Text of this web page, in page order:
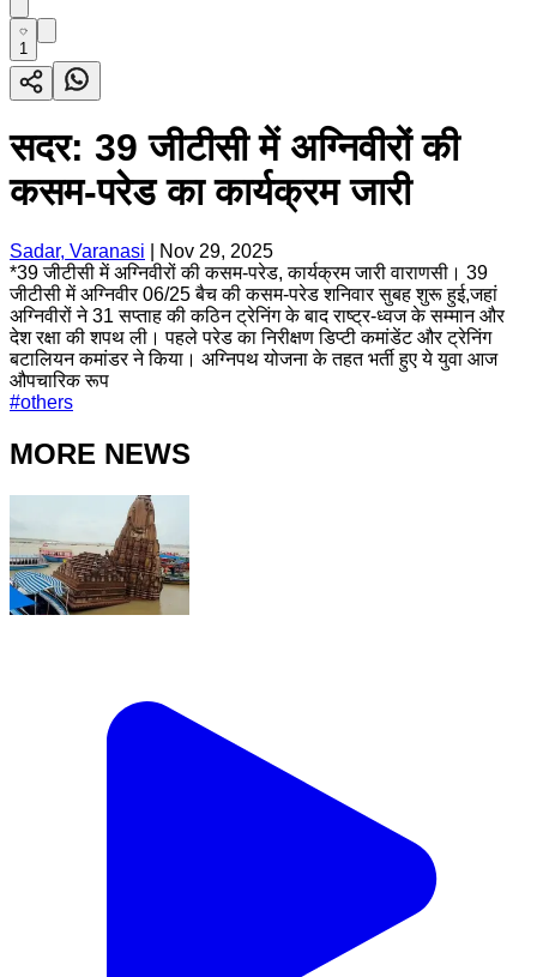
1
सदर: 39 जीटीसी में अग्निवीरों की
कसम-परेड का कार्यक्रम जारी
Sadar, Varanasi
Nov 29, 2025
*39 जीटीसी में अग्निवीरों की कसम-परेड, कार्यक्रम जारी वाराणसी। 39
जीटीसी में अग्निवीर 06/25 बैच की कसम-परेड शनिवार सुबह शुरू हुई,जहां
अग्निवीरों ने 31 सप्ताह की कठिन ट्रेनिंग के बाद राष्ट्र-ध्वज के सम्मान और
देश रक्षा की शपथ ली। पहले परेड का निरीक्षण डिप्टी कमांडेंट और ट्रेनिंग
बटालियन कमांडर ने किया। अग्निपथ योजना के तहत भर्ती हुए ये युवा आज
औपचारिक रूप
#others
MORE NEWS